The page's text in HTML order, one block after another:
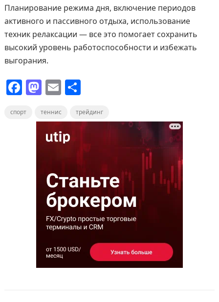
Планирование режима дня, включение периодов
активного и пассивного отдыха, использование
техник релаксации — все это помогает сохранить
высокий уровень работоспособности и избежать
выгорания.
F
c
M
st
o
n
E
ai
l
О
п
р
а
в
и
т
ь
спорт теннис трейдинг